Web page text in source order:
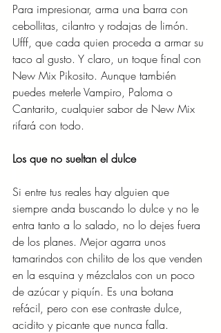
Para impresionar, arma una barra con
cebollitas, cilantro y rodajas de limón.
Ufff, que cada quien proceda a armar su
taco al gusto. Y claro, un toque final con
New Mix Pikosito. Aunque también
puedes meterle Vampiro, Paloma o
Cantarito, cualquier sabor de New Mix
rifará con todo.
Los que no sueltan el dulce
Si entre tus reales hay alguien que
siempre anda buscando lo dulce y no le
entra tanto a lo salado, no lo dejes fuera
de los planes. Mejor agarra unos
tamarindos con chilito de los que venden
en la esquina y mézclalos con un poco
de azúcar y piquín. Es una botana
refácil, pero con ese contraste dulce,
acidito y picante que nunca falla.